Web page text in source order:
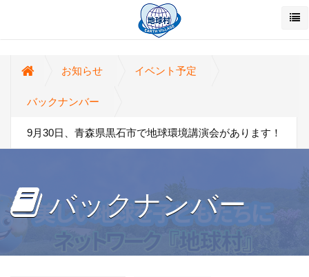
お知らせ イベント予定
バックナンバー
9月30日、青森県黒石市で地球環境講演会があります！
バックナンバー